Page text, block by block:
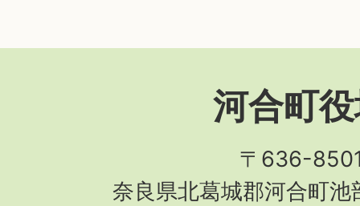
河合町
〒636-
奈良県北葛城郡河合町池